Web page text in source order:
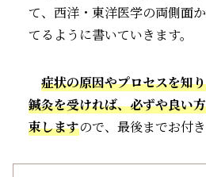
て、西洋・東洋医学の両側面
てるように書いていきます。
症状の原因やプロセスを知
鍼灸を受ければ、必ずや良い
束しますので、最後までお付